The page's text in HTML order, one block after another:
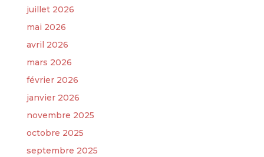
juillet 2026
mai 2026
avril 2026
mars 2026
février 2026
janvier 2026
novembre 2025
octobre 2025
septembre 2025